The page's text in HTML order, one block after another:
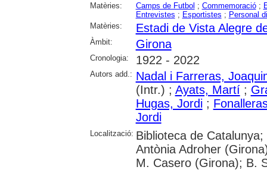
Matèries: Camps de Futbol ; Commemoració;
Entrevistes ; Esportistes ; Personal
Matèries:
Estadi de Vista Alegre
Àmbit: Girona
Cronologia: 1922 - 2022
Autors add.: Nadal i Farreras,
(Intr.) ; Ayats, Martí;
Hugas, Jordi;
Jordi
Localització: Biblioteca de
Antònia Adroher
M. Casero (Girona); B.